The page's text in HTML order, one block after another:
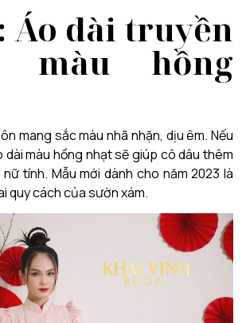
Áo dài truyền
màu hồng
mang sắc màu nhã nhặn, dịu êm. Nếu
dài màu hồng nhạt sẽ giúp cô dâu thêm
tính. Mẫu mới dành cho năm 2023 là
quy cách của sườn xám.